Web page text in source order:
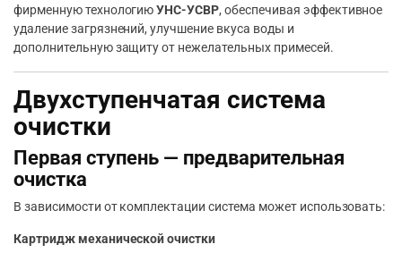
фирменную технологиюУНС-УСВР, обеспечивая эффективное
удаление загрязнений, улучшение вкуса воды и
дополнительную защиту от нежелательных примесей.
Двухступенчатая система
очистки
Первая ступень — предварительная
очистка
В зависимости от комплектации система может использовать:
Картридж механической очистки